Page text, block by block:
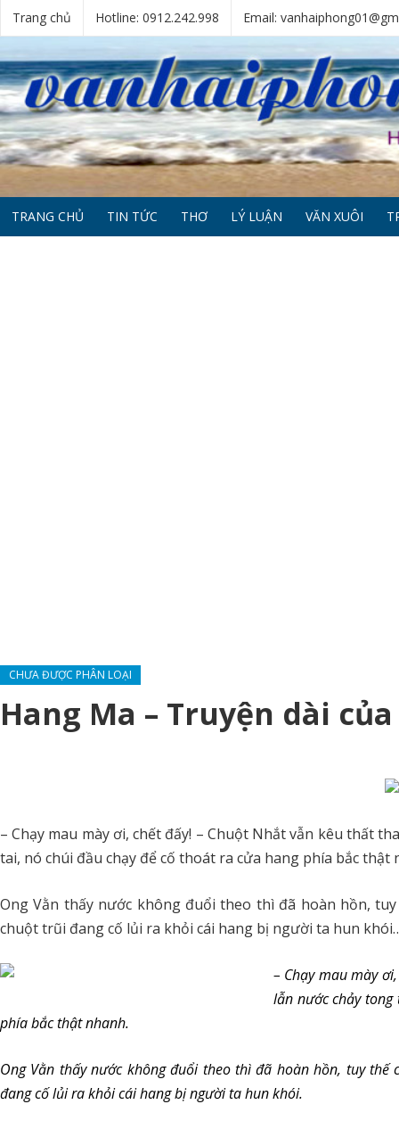
Trang chủ Hotline: 0912.242.998 Email:
TRANG CHỦ TIN TỨC THƠ LÝ LUẬN VĂN XUÔI
CHƯA ĐƯỢC PHÂN LOẠI
Hang Ma – Truyện dài
– Chạy mau mày ơi, chết đấy! – Chuột Nhắt vẫn kêu thất
tai, nó chúi đầu chạy để cố thoát ra cửa hang phía bắc thật
Ong Vằn thấy nước không đuổi theo thì đã hoàn hồn,
chuột trũi đang cố lủi ra khỏi cái hang bị người ta hun
– Chạy mau mày
lẫn nước chảy
phía bắc thật nhanh.
Ong Vằn thấy nước không đuổi theo thì đã hoàn hồn, tuy
đang cố lủi ra khỏi cái hang bị người ta hun khói.